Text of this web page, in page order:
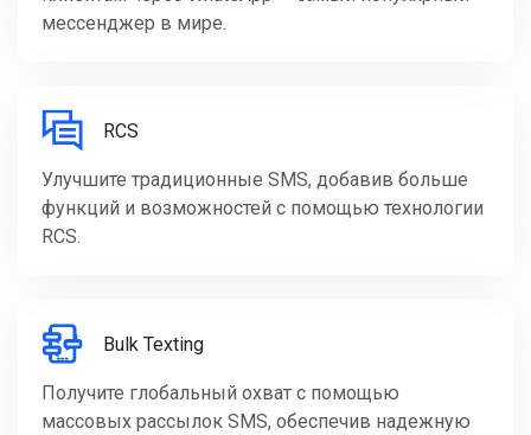
мессенджер в мире.
RCS
Улучшите традиционные SMS, добавив больше
функций и возможностей с помощью технологии
RCS.
Bulk Texting
Получите глобальный охват с помощью
массовых рассылок SMS, обеспечив надежную